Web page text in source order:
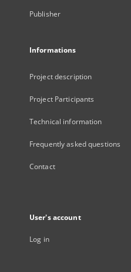
Publisher
Informations
Project description
Project Participants
Technical information
Frequently asked questions
Contact
User's account
Log in